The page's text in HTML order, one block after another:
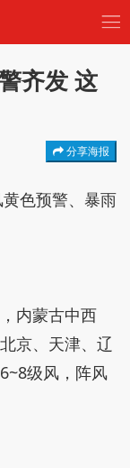
齐发 这
分享海报
色预警、暴雨
内蒙古中西
京、天津、辽
级风，阵风